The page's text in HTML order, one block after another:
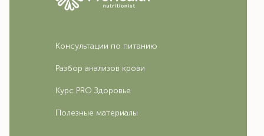
Консультации по питанию
Разбор анализов крови
Курс PRO Здоровье
Полезные материалы